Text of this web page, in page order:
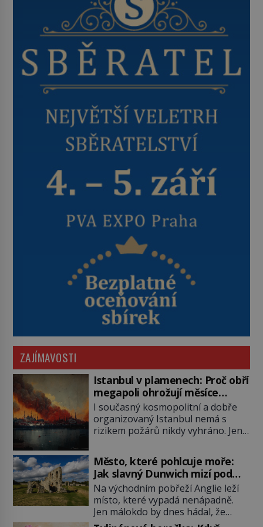
ZAJÍMAVOSTI
Istanbul v plamenech: Proč obří
megapoli ohrožují měsíce
smaženého lilku?
I současný kosmopolitní a dobře
organizovaný Istanbul nemá s
rizikem požárů nikdy vyhráno. Jen
představit, jaká požární rizika
skrýval Istanbul časů minulých. Jak
čelilo město v minulosti potenciální
ohnivé katastrofě a proč jsou zde
stále tolik obávány měsíce
smaženého lilku? První hasičský
Město, které pohlcuje moře:
Jak slavný Dunwich mizí pod
hladinou
Na východním pobřeží Anglie leží
místo, které vypadá nenápadně.
Jen málokdo by dnes hádal, že
právě zde kdysi stojí jeden z